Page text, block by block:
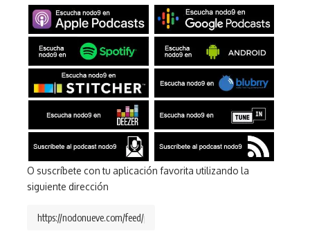
O suscríbete con tu aplicación favorita utilizando la
siguiente dirección